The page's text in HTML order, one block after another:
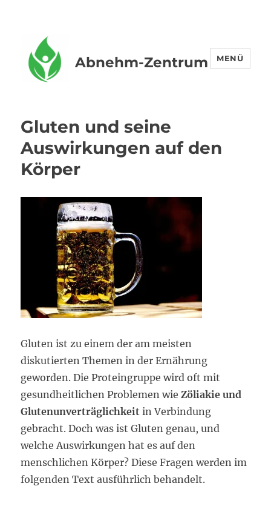
Abnehm-Zentrum MENÜ
Gluten und seine
Auswirkungen auf den
Körper
Gluten ist zu einem der am meisten
diskutierten Themen in der Ernährung
geworden. Die Proteingruppe wird oft mit
gesundheitlichen Problemen wieZöliakie und
Glutenunverträglichkeit in Verbindung
gebracht. Doch was ist Gluten genau, und
welche Auswirkungen hat es auf den
menschlichen Körper? Diese Fragen werden im
folgenden Text ausführlich behandelt.